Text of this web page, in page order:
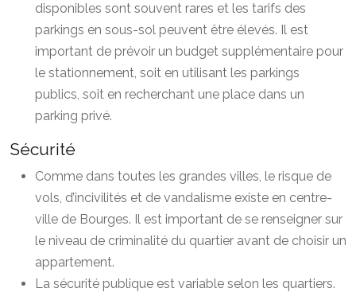
disponibles sont souvent rares et les tarifs des
parkings en sous-sol peuvent être élevés. Il est
important de prévoir un budget supplémentaire pour
le stationnement, soit en utilisant les parkings
publics, soit en recherchant une place dans un
parking privé.
Sécurité
Comme dans toutes les grandes villes, le risque de
vols, d’incivilités et de vandalisme existe en centre-
ville de Bourges. Il est important de se renseigner sur
le niveau de criminalité du quartier avant de choisir un
appartement.
La sécurité publique est variable selon les quartiers.